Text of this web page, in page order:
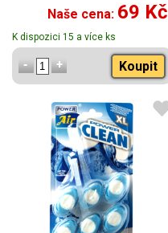
Naše cena: 69 Kč
K dispozici 15 a více ks
Koupit